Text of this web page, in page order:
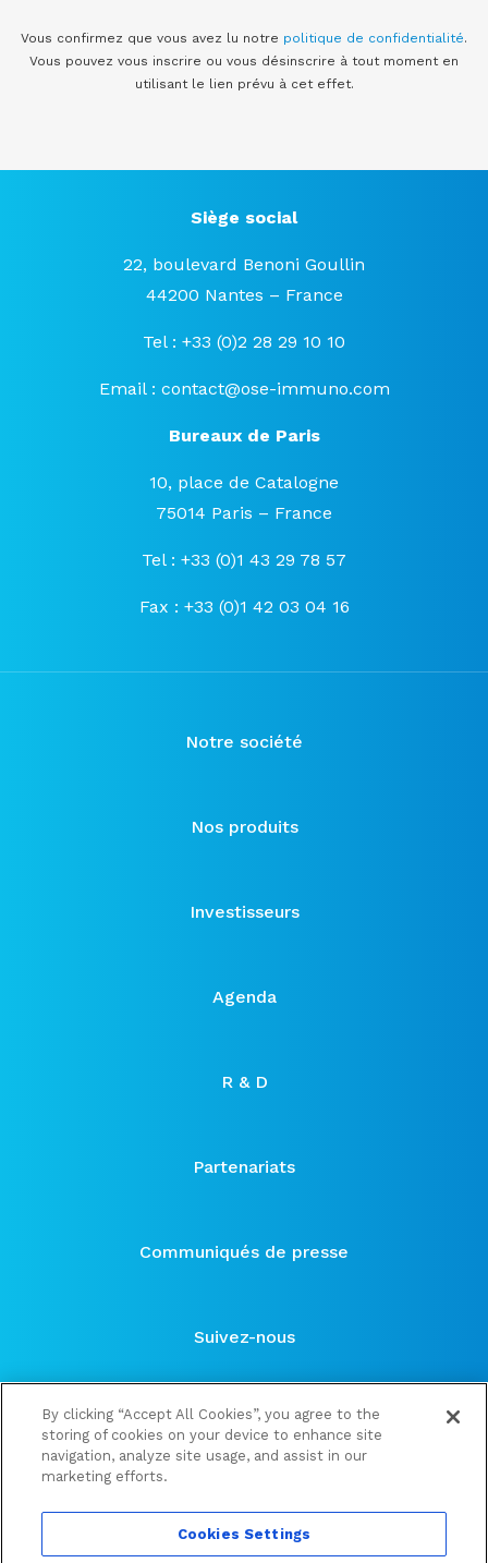
Vous confirmez que vous avez lu notre politique de confidentialité.
Vous pouvez vous inscrire ou vous désinscrire à tout moment en
utilisant le lien prévu à cet effet.
Siège social
22, boulevard Benoni Goullin
44200 Nantes – France
Tel : +33 (0)2 28 29 10 10
Email : contact@ose-immuno.com
Bureaux de Paris
10, place de Catalogne
75014 Paris – France
Tel : +33 (0)1 43 29 78 57
Fax : +33 (0)1 42 03 04 16
Notre société
Nos produits
Investisseurs
Agenda
R & D
Partenariats
Communiqués de presse
Suivez-nous
Publications financières
By clicking “Accept All Cookies”, you agree to the
storing of cookies on your device to enhance site
navigation, analyze site usage, and assist in our
marketing efforts.
Cookies Settings